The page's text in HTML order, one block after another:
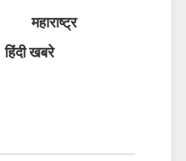
महाराष्ट्र
हिंदी खबरे